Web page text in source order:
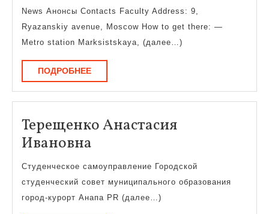
News Анонсы Contacts Faculty Address: 9,
Ryazanskiy avenue, Moscow How to get there: —
Metro station Marksistskaya, (далее…)
ПОДРОБНЕЕПОДРОБНЕЕ
Терещенко Анастасия
Ивановна
Анастасия
Ивановна
Студенческое самоуправление Городской
студенческий совет муниципального образования
город-курорт Анапа PR (далее…)